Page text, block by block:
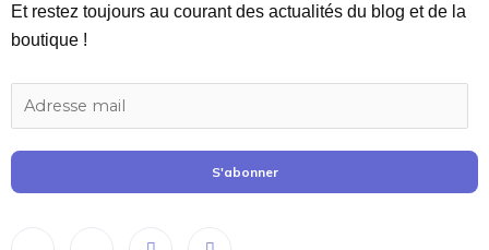
Et restez toujours au courant des actualités du blog et de la
boutique !
S'abonner